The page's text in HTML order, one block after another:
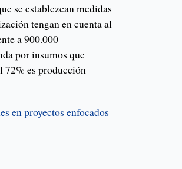
se establezcan medidas
tengan en cuenta al
a 900.000
por insumos que
72% es producción
en proyectos enfocados